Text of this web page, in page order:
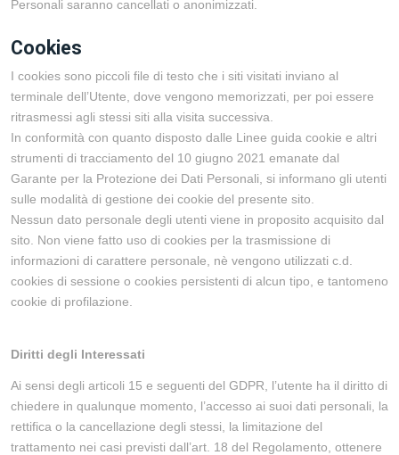
Personali saranno cancellati o anonimizzati.
Cookies
I cookies sono piccoli file di testo che i siti visitati inviano al
terminale dell’Utente, dove vengono memorizzati, per poi essere
ritrasmessi agli stessi siti alla visita successiva.
In conformità con quanto disposto dalle Linee guida cookie e altri
strumenti di tracciamento del 10 giugno 2021 emanate dal
Garante per la Protezione dei Dati Personali, si informano gli utenti
sulle modalità di gestione dei cookie del presente sito.
Nessun dato personale degli utenti viene in proposito acquisito dal
sito. Non viene fatto uso di cookies per la trasmissione di
informazioni di carattere personale, nè vengono utilizzati c.d.
cookies di sessione o cookies persistenti di alcun tipo, e tantomeno
cookie di profilazione.
Diritti degli Interessati
Ai sensi degli articoli 15 e seguenti del GDPR, l’utente ha il diritto di
chiedere in qualunque momento, l’accesso ai suoi dati personali, la
rettifica o la cancellazione degli stessi, la limitazione del
trattamento nei casi previsti dall’art. 18 del Regolamento, ottenere